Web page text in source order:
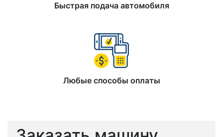
Быстрая подача автомобиля
Любые способы оплаты